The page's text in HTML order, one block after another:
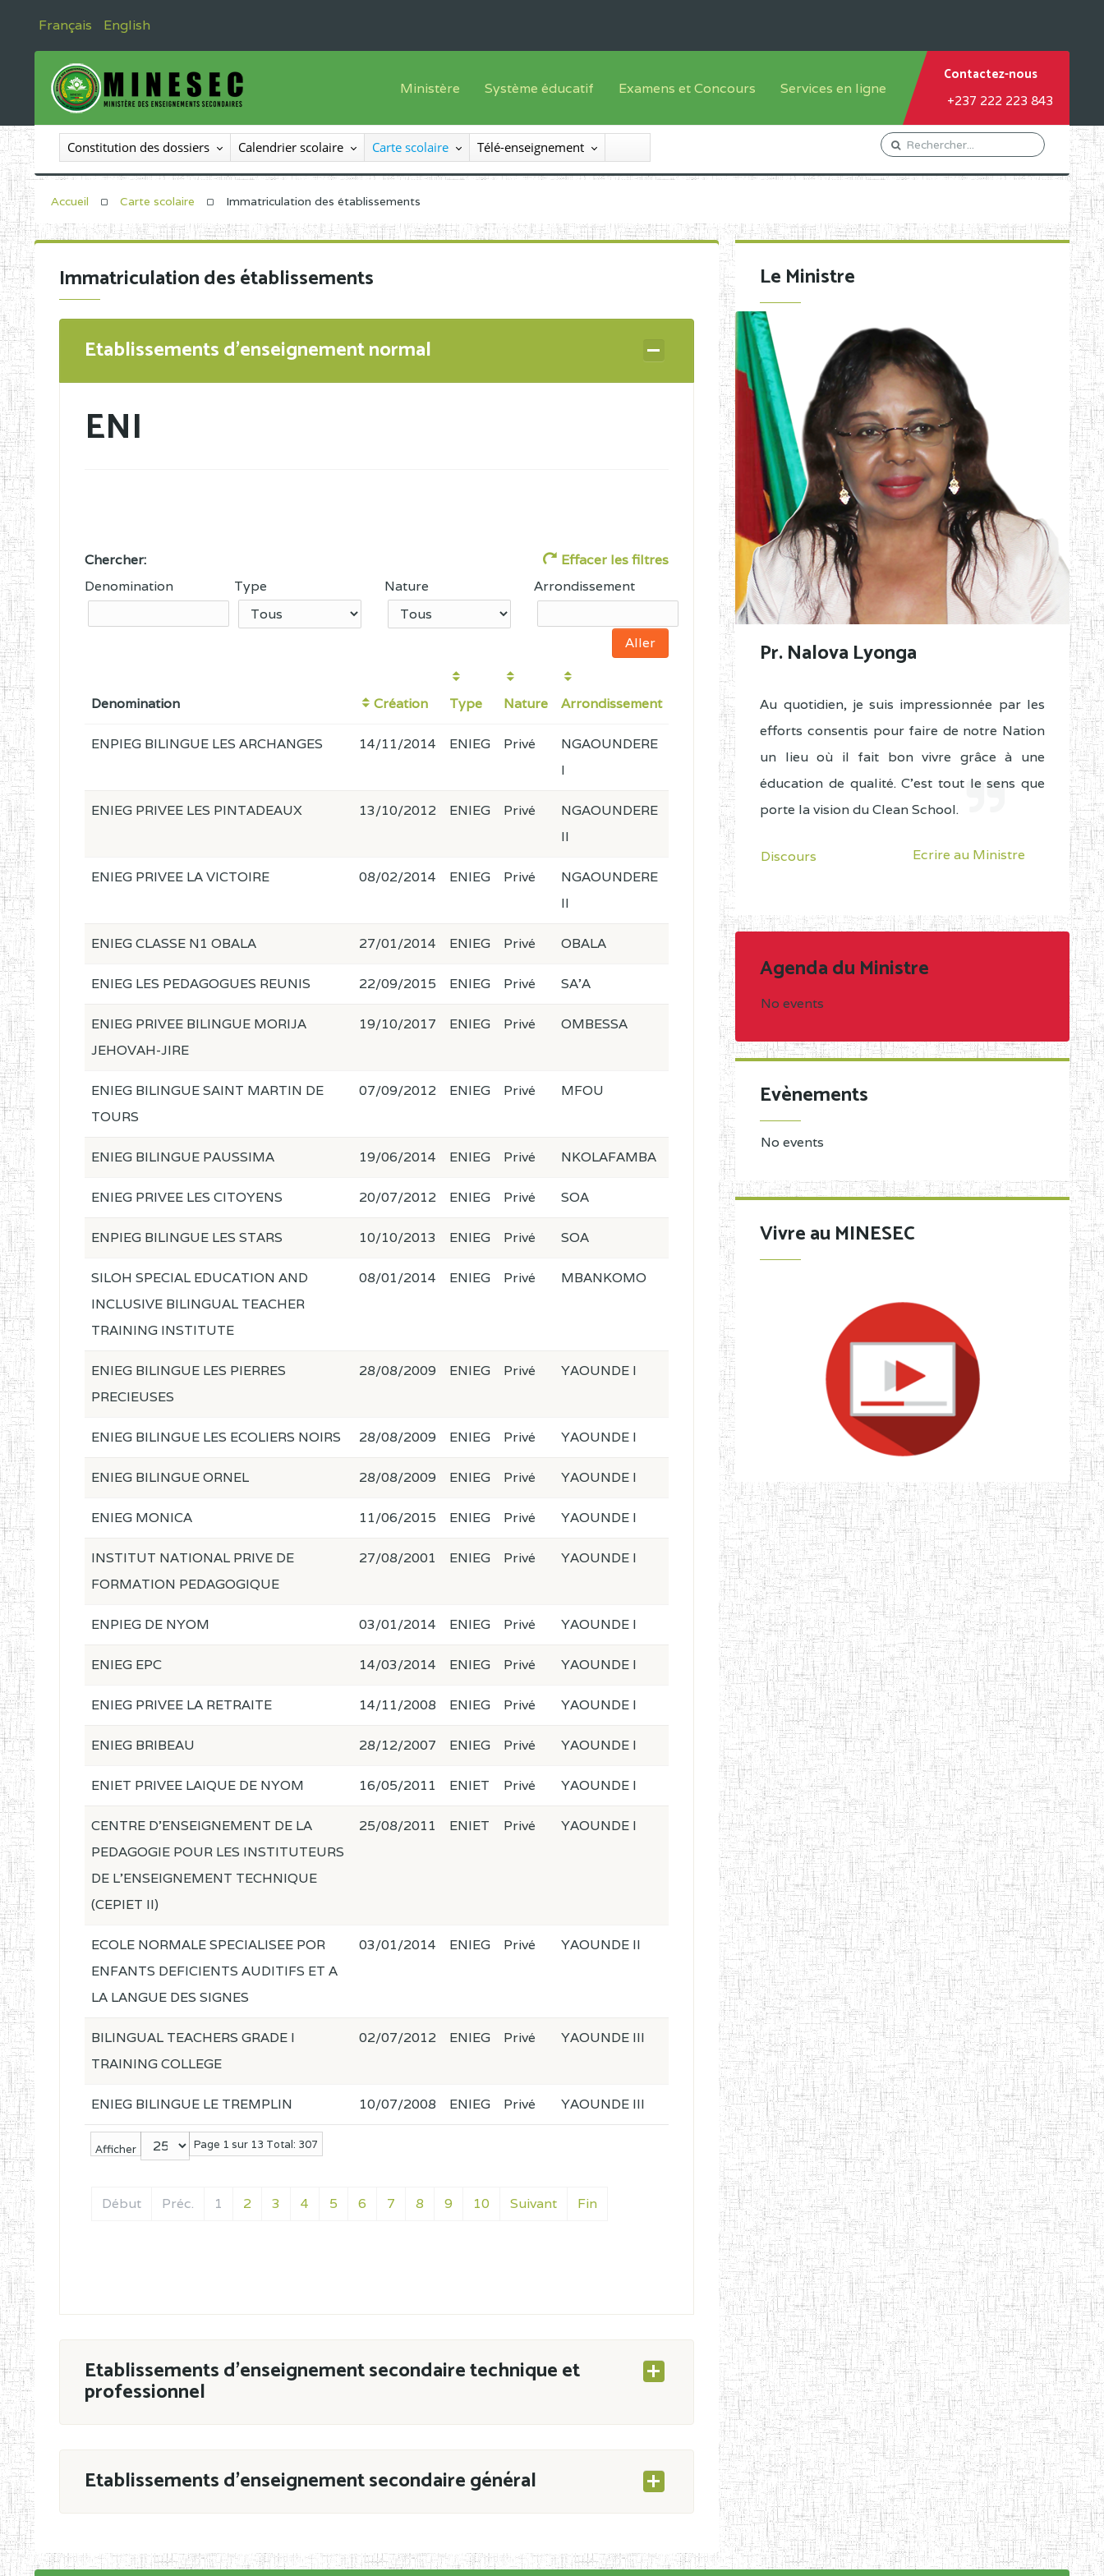
Français English
Ministère
Le Ministre
Le SEESEN
Inspection Générale des Enseignements
Organigramme
Système éducatif
Offre de formation
Sous système francophone
Progammes d'études
Examens et Concours
Inscriptions
Liste des candidats
Diplômes disponibles
Services en ligne
Orientation Conseil
Gestion du Personnel
Demande de subvention
Contactez-nous
+237 222 223 843
Constitution des dossiers Calendrier scolaire Carte scolaire Télé-enseignement
Accueil Carte scolaire Immatriculation des établissements
Immatriculation des établissements
Etablissements d'enseignement normal
ENI
Chercher:
Effacer les filtres
Denomination
Type Nature Arrondissement
Denomination Création Type Nature Arrondissement
Afficher Page 1 sur 13 Total: 307
Début Préc. 1 2 3 4 5 6 7 8 9 10 Suivant Fin
ENPIEG BILINGUE LES ARCHANGES 14/11/2014 ENIEG Privé
NGAOUNDERE
I
ENIEG PRIVEE LES PINTADEAUX 13/10/2012 ENIEG Privé
NGAOUNDERE
II
ENIEG PRIVEE LA VICTOIRE 08/02/2014 ENIEG Privé
NGAOUNDERE
II
ENIEG CLASSE N1 OBALA 27/01/2014 ENIEG Privé OBALA
ENIEG LES PEDAGOGUES REUNIS 22/09/2015 ENIEG Privé SA'A
ENIEG PRIVEE BILINGUE MORIJA
JEHOVAH-JIRE
19/10/2017 ENIEG Privé OMBESSA
ENIEG BILINGUE SAINT MARTIN DE
TOURS
07/09/2012 ENIEG Privé MFOU
ENIEG BILINGUE PAUSSIMA 19/06/2014 ENIEG Privé NKOLAFAMBA
ENIEG PRIVEE LES CITOYENS 20/07/2012 ENIEG Privé SOA
ENPIEG BILINGUE LES STARS 10/10/2013 ENIEG Privé SOA
SILOH SPECIAL EDUCATION AND
INCLUSIVE BILINGUAL TEACHER
TRAINING INSTITUTE
08/01/2014 ENIEG Privé MBANKOMO
ENIEG BILINGUE LES PIERRES
PRECIEUSES
28/08/2009 ENIEG Privé YAOUNDE I
ENIEG BILINGUE LES ECOLIERS NOIRS 28/08/2009 ENIEG Privé YAOUNDE I
ENIEG BILINGUE ORNEL 28/08/2009 ENIEG Privé YAOUNDE I
ENIEG MONICA 11/06/2015 ENIEG Privé YAOUNDE I
INSTITUT NATIONAL PRIVE DE
FORMATION PEDAGOGIQUE
27/08/2001 ENIEG Privé YAOUNDE I
ENPIEG DE NYOM 03/01/2014 ENIEG Privé YAOUNDE I
ENIEG EPC 14/03/2014 ENIEG Privé YAOUNDE I
ENIEG PRIVEE LA RETRAITE 14/11/2008 ENIEG Privé YAOUNDE I
ENIEG BRIBEAU 28/12/2007 ENIEG Privé YAOUNDE I
ENIET PRIVEE LAIQUE DE NYOM 16/05/2011 ENIET Privé YAOUNDE I
CENTRE D'ENSEIGNEMENT DE LA
PEDAGOGIE POUR LES INSTITUTEURS
DE L'ENSEIGNEMENT TECHNIQUE
(CEPIET II)
25/08/2011 ENIET Privé YAOUNDE I
ECOLE NORMALE SPECIALISEE POR
ENFANTS DEFICIENTS AUDITIFS ET A
LA LANGUE DES SIGNES
03/01/2014 ENIEG Privé YAOUNDE II
BILINGUAL TEACHERS GRADE I
TRAINING COLLEGE
02/07/2012 ENIEG Privé YAOUNDE III
ENIEG BILINGUE LE TREMPLIN 10/07/2008 ENIEG Privé YAOUNDE III
Etablissements d'enseignement secondaire technique et
professionnel
ESTP
Etablissements d'enseignement secondaire général
En application de la Décision N°90/11/MINESEC/CAB du 21 mars 2011 portant ouverture
Le Ministre
Pr. Nalova Lyonga
Au quotidien, je suis impressionnée par les
efforts consentis pour faire de notre Nation
un lieu où il fait bon vivre grâce à une
éducation de qualité. C'est tout le sens que
porte la vision du Clean School.
Discours Ecrire au Ministre
Agenda du Ministre
No events
Evènements
No events
Vivre au MINESEC